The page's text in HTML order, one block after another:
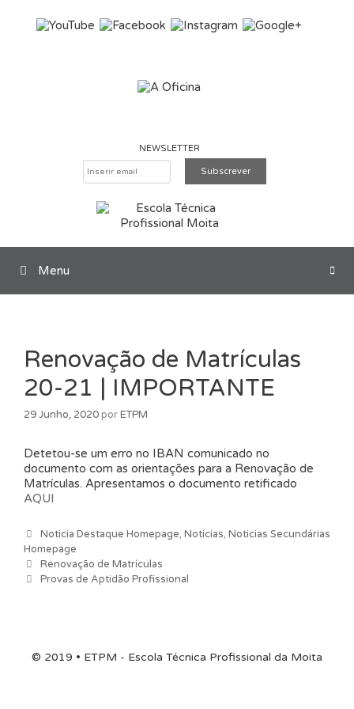
NEWSLETTER
Pesquisar
Menu
Renovação de Matrículas
20-21 | IMPORTANTE
29 Junho, 2020 porETPM
Detetou-se um erro no IBAN comunicado no
documento com as orientações para a Renovação de
Matrículas. Apresentamos o documento retificado
AQUI
Categorias
Noticia Destaque Homepage, Notícias, Noticias Secundárias
Homepage
Navegação de artigos
Renovação de Matrículas
Provas de Aptidão Profissional
© 2019 • ETPM - Escola Técnica Profissional da Moita